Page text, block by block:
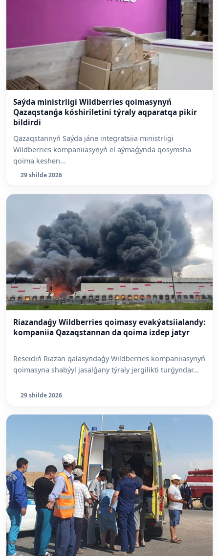
Saýda ministrligi Wildberries qoimasynyń
Qazaqstanǵa kóshiriletini týraly aqparatqa pikir
bildirdi
Qazaqstannyń Saýda jáne integratsiia ministrligi
Wildberries kompaniiasynyń el aýmaǵynda qosymsha
qoima keshen...
29 shilde 2026
Riazandaǵy Wildberries qoimasy evakýatsiialandy:
kompaniia Qazaqstannan da qoima izdep jatyr
Reseidiń Riazan qalasyndaǵy Wildberries kompaniiasynyń
qoimasyna shabýyl jasalǵany týraly jergilikti turǵyndar...
29 shilde 2026